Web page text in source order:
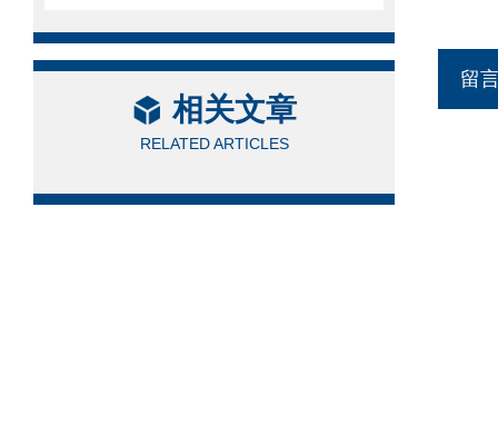
相关文章
RELATED ARTICLES
留